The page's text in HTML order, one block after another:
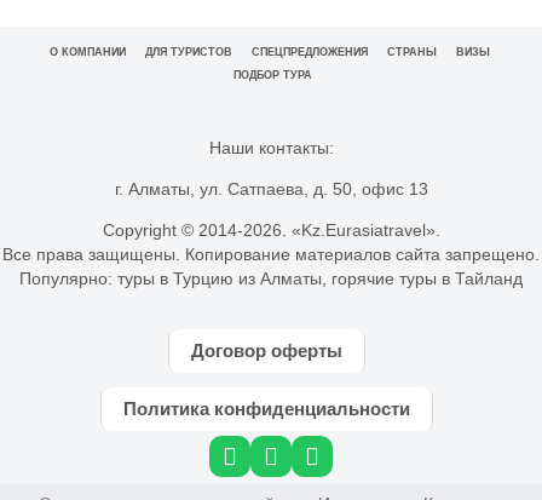
О КОМПАНИИ ДЛЯ ТУРИСТОВ СПЕЦПРЕДЛОЖЕНИЯ СТРАНЫ
ВИЗЫ
ПОДБОР ТУРА
Наши контакты:
г. Алматы, ул. Сатпаева, д. 50, офис 13
Copyright © 2014-2026. «Kz.Eurasiatravel».
Все права защищены. Копирование материалов сайта запрещено.
Популярно: туры в Турцию из Алматы горячие туры в Тайланд
Договор оферты
Политика конфиденциальности